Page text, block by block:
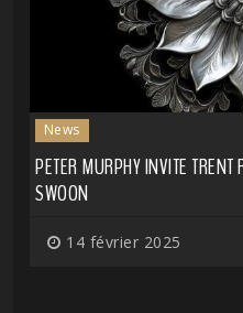
News
PETER MURPHY INVITE TRENT
SWOON
14 février 2025